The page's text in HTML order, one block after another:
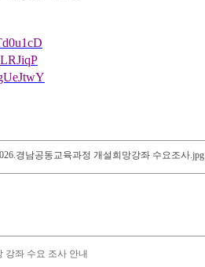
경남공동교육과정 개설희망강좌 수요조사.jpg
강좌 수요 조사 안내